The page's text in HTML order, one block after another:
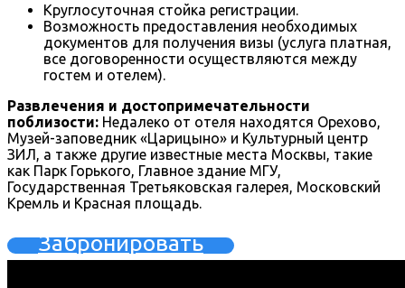
Круглосуточная стойка регистрации.
Возможность предоставления необходимых
документов для получения визы (услуга платная,
все договоренности осуществляются между
гостем и отелем).
Развлечения и достопримечательности
поблизости: Недалеко от отеля находятся Орехово,
Музей-заповедник «Царицыно» и Культурный центр
ЗИЛ, а также другие известные места Москвы, такие
как Парк Горького, Главное здание МГУ,
Государственная Третьяковская галерея, Московский
Кремль и Красная площадь.
Забронировать